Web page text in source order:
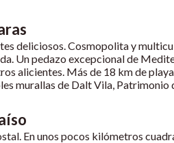
deliciosos. Cosmopolita y
Un pedazo excepcional de
alicientes. Más de 18 km de
murallas de Dalt Vila, Patrimonio
En unos pocos kilómetros